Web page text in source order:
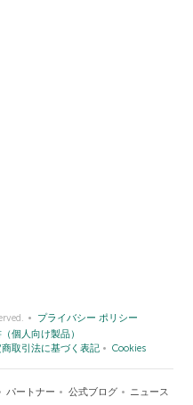
プライバシー ポリシー
個人向け製品）
商取引法に基づく表記 Cookies
パートナー 公式ブログ ニュース